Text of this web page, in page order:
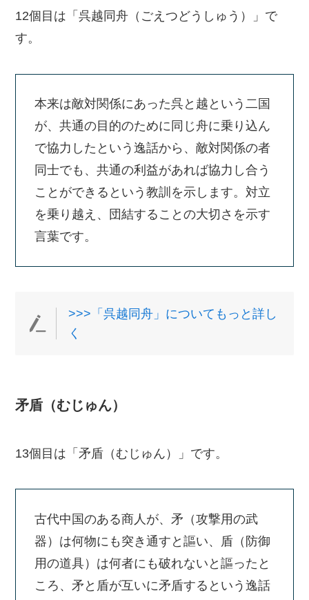
12個目は「呉越同舟（ごえつどうしゅう）」で
す。
本来は敵対関係にあった呉と越という二国
が、共通の目的のために同じ舟に乗り込ん
で協力したという逸話から、敵対関係の者
同士でも、共通の利益があれば協力し合う
ことができるという教訓を示します。対立
を乗り越え、団結することの大切さを示す
言葉です。
>>>「呉越同舟」についてもっと詳し
く
矛盾（むじゅん）
13個目は「矛盾（むじゅん）」です。
古代中国のある商人が、矛（攻撃用の武
器）は何物にも突き通すと謳い、盾（防御
用の道具）は何者にも破れないと謳ったと
ころ、矛と盾が互いに矛盾するという逸話